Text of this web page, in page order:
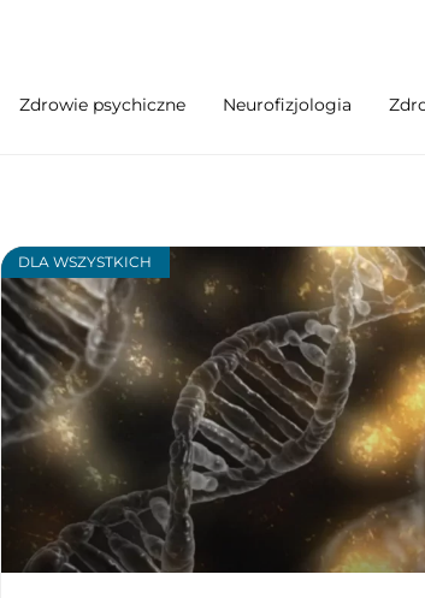
Zdrowie psychiczne Neurofizjologia
DLA WSZYSTKICH